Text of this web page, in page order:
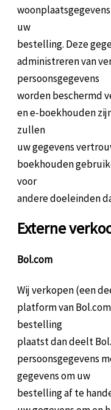
uw
bestelling. Deze
administreren van
persoonsgegevens
worden beschermd
en e-boekhouden
zullen
uw gegevens
boekhouden
voor
andere doeleinden
Externe
Bol.com
Wij verkopen (een
platform van
bestelling
plaatst dan deelt
persoonsgegevens
gegevens om uw
bestelling af te